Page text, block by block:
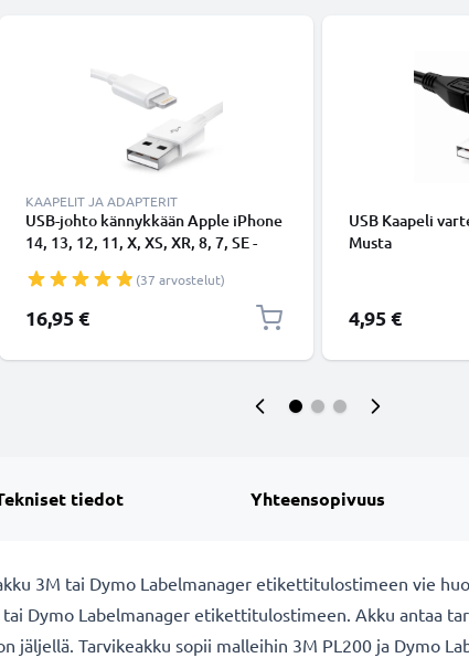
KAAPELIT JA ADAPTERIT
USB-johto kännykkään Apple iPhone
14, 13, 12, 11, X, XS, XR, 8, 7, SE -
Valkoinen datakaapeli(37 arvostelut)
16,95 €
USB Kaapeli
Musta
4,95 €
tiedot Yhteensopivuus
3M tai Dymo Labelmanager etikettitulostimeen vie
tai Dymo Labelmanager etikettitulostimeen. Akku antaa
jäljellä. Tarvikeakku sopii malleihin 3M PL200 ja Dymo